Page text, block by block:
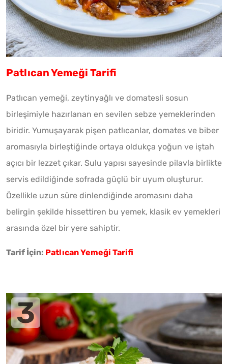
Patlıcan Yemeği Tarifi
Patlıcan yemeği, zeytinyağlı ve domatesli sosun
birleşimiyle hazırlanan en sevilen sebze yemeklerinden
biridir. Yumuşayarak pişen patlıcanlar, domates ve biber
aromasıyla birleştiğinde ortaya oldukça yoğun ve iştah
açıcı bir lezzet çıkar. Sulu yapısı sayesinde pilavla birlikte
servis edildiğinde sofrada güçlü bir uyum oluşturur.
Özellikle uzun süre dinlendiğinde aromasını daha
belirgin şekilde hissettiren bu yemek, klasik ev yemekleri
arasında özel bir yere sahiptir.
Tarif İçin: Patlıcan Yemeği Tarifi